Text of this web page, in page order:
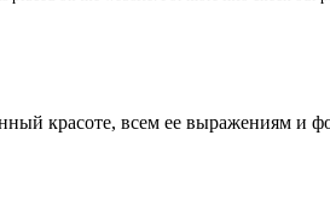
красоте, всем ее выражениям